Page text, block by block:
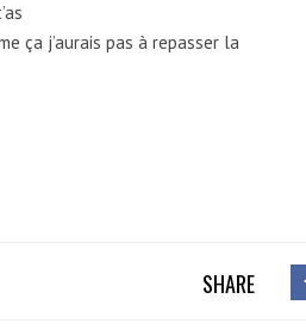
ça j’aurais pas à repasser la
SHARE